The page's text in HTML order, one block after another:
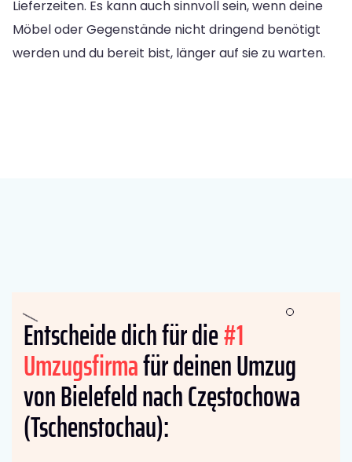
Lieferzeiten. Es kann auch sinnvoll sein, wenn deine
Möbel oder Gegenstände nicht dringend benötigt
werden und du bereit bist, länger auf sie zu warten.
Entscheide dich für die#1
Umzugsfirmafür deinen Umzug
von Bielefeld nach Częstochowa
(Tschenstochau):